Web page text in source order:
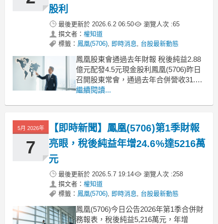
股利
最後更新於 2026.6.2 06:50 瀏覽人次 :65
撰文者： 權知道
標籤： 鳳凰(5706), 即時消息, 台股最新動態
鳳凰股東會通過去年財報 稅後純益2.88
億元配發4.5元現金股利鳳凰(5706)昨日
召開股東常會，通過去年合併營收31.36
億元、稅後純益2.88億元、每股稅後盈
長說明高端旅遊布局董事長張巍耀表
示，2026年南極包船已完銷
繼續閱讀...
5月 2026年
7
【即時新聞】鳳凰(5706)第1季財報
亮眼，稅後純益年增24.6%達5216萬
元
最後更新於 2026.5.7 19:14 瀏覽人次 :258
撰文者： 權知道
標籤： 鳳凰(5706), 即時消息, 台股最新動態
鳳凰(5706)今日公告2026年第1季合併財
務報表，稅後純益5,216萬元，年增